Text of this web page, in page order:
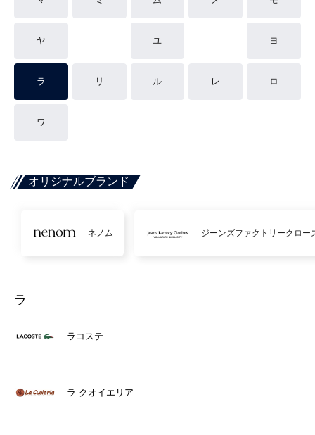
ヤ ユ ヨ
ラ リ ル レ ロ
ワ
オリジナルブランド
ネノム ジーンズファクトリークロー
ラ
ラコステ
ラ クオイエリア